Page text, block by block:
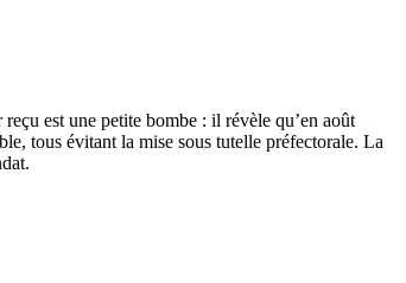
est une petite bombe : il révèle qu’en août
tous évitant la mise sous tutelle préfectorale. La